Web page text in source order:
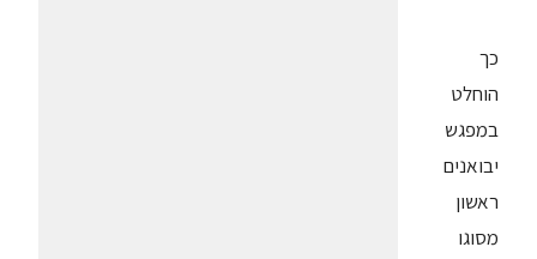
כך
הוחלט
במפגש
יבואנים
ראשון
מסוגו